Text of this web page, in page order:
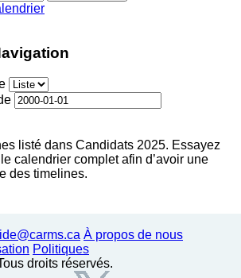
listé dans Candidats 2025. Essayez
calendrier complet afin d’avoir une
des timelines.
À propos de nous
Politiques
droits réservés.